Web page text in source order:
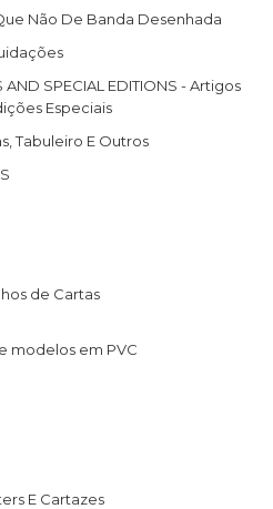
Não De Banda Desenhada
AND SPECIAL EDITIONS - Artigos
Especiais
Tabuleiro E Outros
de Cartas
e modelos em PVC
E Cartazes